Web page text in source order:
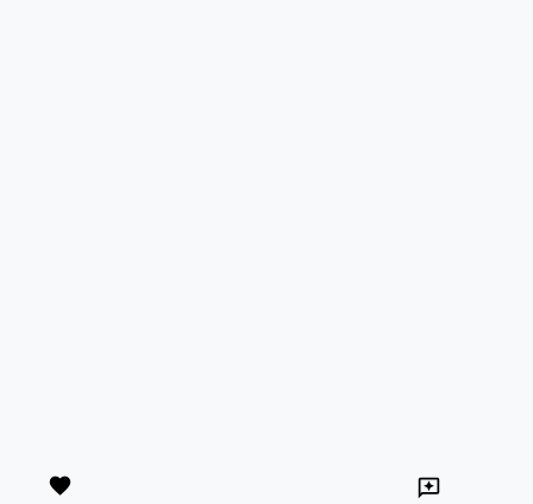
favorite reviews